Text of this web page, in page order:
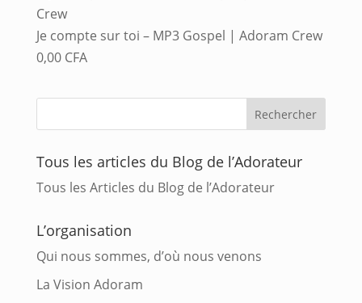
Je compte sur toi – MP3 Gospel | Adoram Crew
0,00 CFA
Tous les articles du Blog de l’Adorateur
Tous les Articles du Blog de l’Adorateur
L’organisation
Qui nous sommes, d’où nous venons
La Vision Adoram